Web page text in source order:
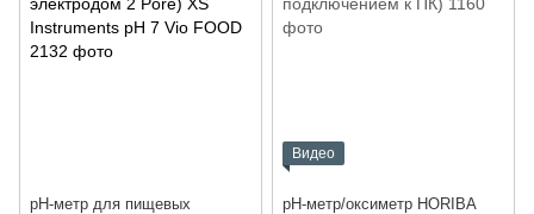
pH-метр для пищевых
Видео
pH-метр/оксиметр HORIBA